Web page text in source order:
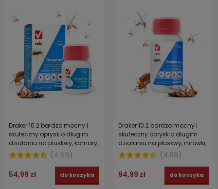
Draker 10.2 bardzo mocny i
skuteczny oprysk o długim
działaniu na pluskwy, komary,
kleszcze, pchły, karaluchy 100
ml
(4.55)
54,99 zł do koszyka
Draker 10.2 bardzo mocny i
skuteczny oprysk o długim
działaniu na pluskwy, mrówki,
komary, kleszcze, osy 250 ml
(4.65)
94,99 zł do koszyka